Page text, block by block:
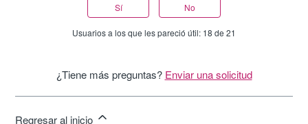
Sí No
Usuarios a los que les pareció útil: 18 de 21
¿Tiene más preguntas? Enviar una solicitud
Regresar al inicio